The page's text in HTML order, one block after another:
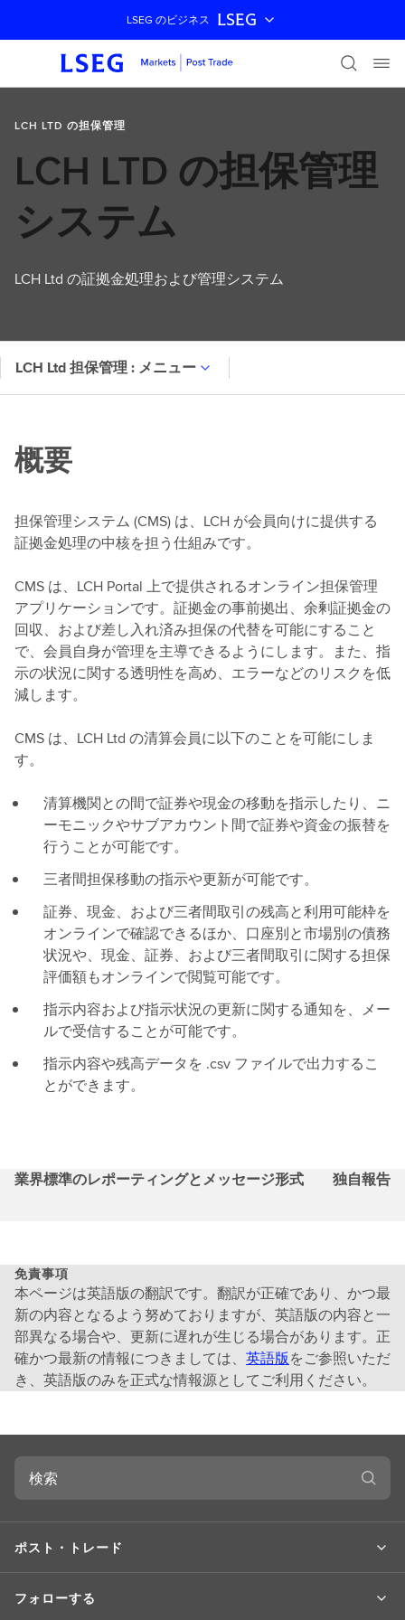
ナビゲーションをスキップ
LSEG のビジネス LSEG
LCH LTD の担保管理
LCH LTD の担保管理
システム
LCH Ltd の証拠金処理および管理システム
LCH Ltd 担保管理 : メニュー
概要
担保管理システム (CMS) は、LCH が会員向けに提供する
証拠金処理の中核を担う仕組みです。
CMS は、LCH Portal 上で提供されるオンライン担保管理
アプリケーションです。証拠金の事前拠出、余剰証拠金の
回収、および差し入れ済み担保の代替を可能にすること
で、会員自身が管理を主導できるようにします。また、指
示の状況に関する透明性を高め、エラーなどのリスクを低
減します。
CMS は、LCH Ltd の清算会員に以下のことを可能にしま
す。
清算機関との間で証券や現金の移動を指示したり、ニ
ーモニックやサブアカウント間で証券や資金の振替を
行うことが可能です。
三者間担保移動の指示や更新が可能です。
証券、現金、および三者間取引の残高と利用可能枠を
オンラインで確認できるほか、口座別と市場別の債務
状況や、現金、証券、および三者間取引に関する担保
評価額もオンラインで閲覧可能です。
指示内容および指示状況の更新に関する通知を、メー
ルで受信することが可能です。
指示内容や残高データを .csv ファイルで出力するこ
とができます。
業界標準のレポーティングとメッセージ形式 独自報告書
免責事項
本ページは英語版の翻訳です。翻訳が正確であり、かつ最
新の内容となるよう努めておりますが、英語版の内容と一
部異なる場合や、更新に遅れが生じる場合があります。正
確かつ最新の情報につきましては、 英語版をご参照いただ
き、英語版のみを正式な情報源としてご利用ください。
検
ポスト・トレード
フォローする